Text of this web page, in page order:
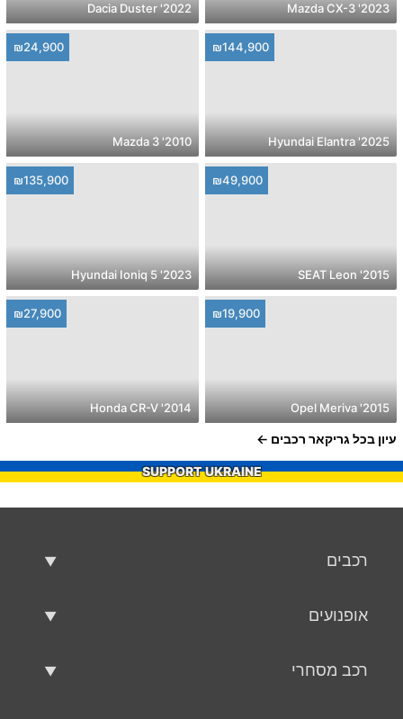
2023' Mazda CX-3
2022' Dacia Duster
₪144,900
2025' Hyundai Elantra
₪24,900
2010' Mazda 3
₪49,900
2015' SEAT Leon
₪135,900
2023' Hyundai Ioniq 5
₪19,900
2015' Opel Meriva
₪27,900
2014' Honda CR-V
עיון בכל גריקאר רכבים
SUPPORT UKRAINE
רכבים
אופנועים
רכב מסחרי